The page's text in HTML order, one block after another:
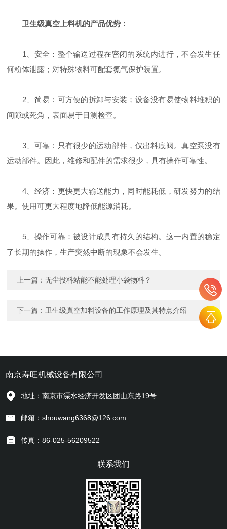
卫生级真空上料机的产品优势：
1、安全：整个输送过程在密闭的系统内进行，不会发生任
何粉体泄露；对特殊物料可配套氮气保护装置。
2、简易：可方便的拆卸与安装；设备没有易使物料堆积的
间隙或死角，表面易于目测检查。
3、可靠：只有很少的运动部件，仅出料底阀。真空泵没有
运动部件。因此，维修和配件的需求很少，具有操作可靠性。
4、经济：更快更大输送能力，同时能耗低，研发努力的结
果。使用可更大程度地降低能源消耗。
5、操作可靠：被设计成具有持久的结构。这一内置的稳定
了长期的操作，生产突然中断的现象不会发生。
上一篇：无尘投料站能不能处理小袋物料？
下一篇： 卫生级真空加料设备的工作原理及其特点介绍
南京寿旺机械设备有限公司
地址：南京市溧水经济开发区团山东路19号
邮箱：shouwang6368@126.com
传真：86-025-56209522
联系我们